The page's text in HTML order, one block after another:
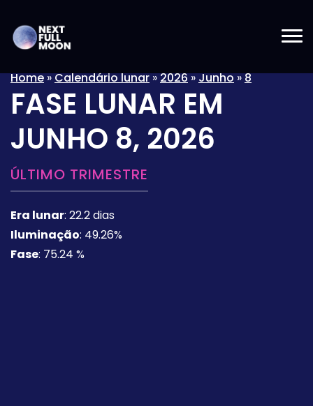
Home»Calendário lunar»2026»Junho»8
FASE LUNAR EM
JUNHO 8, 2026
ÚLTIMO TRIMESTRE
Era lunar: 22.2 dias
Iluminação: 49.26%
Fase: 75.24 %